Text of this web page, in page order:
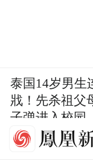
美股盘
信集体
超2%
泰国14岁男生
戕！先杀祖父
子弹进入校园
节公布了
泰国网传媒